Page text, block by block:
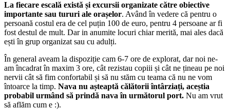
La fiecare escală există și excursii organizate către obiective
importante sau tururi ale orașelor. Având în vedere că pentru o
persoană costul era de cel puțin 100 de euro, pentru 4 persoane ar fi
fost destul de mult. Dar in anumite locuri chiar merită, mai ales dacă
ești în grup organizat sau cu adulți.
În general aveam la dispoziție cam 6-7 ore de explorat, dar noi ne-
am încadrat în maxim 3 ore, cât rezistau copiii și cât ne țineau pe noi
nervii cât să fim confortabil și să nu stăm cu teama că nu ne vom
întoarce la timp. Nava nu așteaptă călătorii întârziați, aceștia
probabil urmând să prindă nava în următorul port. Nu am vrut
să aflăm cum e :).